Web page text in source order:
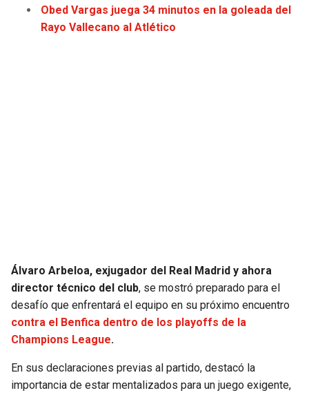
Obed Vargas juega 34 minutos en la goleada del
Rayo Vallecano al Atlético
Álvaro Arbeloa, exjugador del Real Madrid y ahora
director técnico del club, se mostró preparado para el
desafío que enfrentará el equipo en su próximo encuentro
contra el Benfica dentro de los playoffs de la
Champions League.
En sus declaraciones previas al partido, destacó la
importancia de estar mentalizados para un juego exigente,